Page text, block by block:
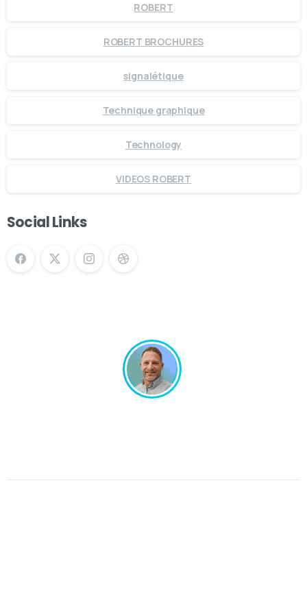
ROBERT
ROBERT BROCHURES
signalétique
Technique graphique
Technology
VIDEOS ROBERT
Social Links